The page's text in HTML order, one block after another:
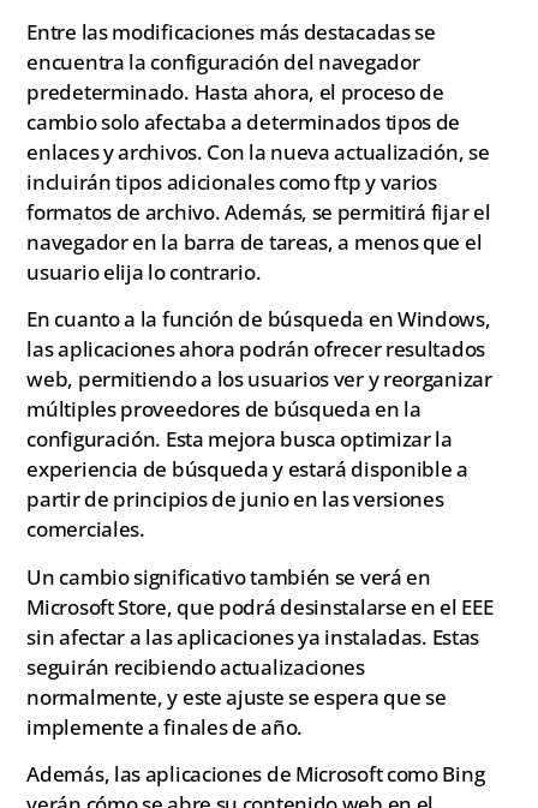
Entre las modificaciones más destacadas se
encuentra la configuración del navegador
predeterminado. Hasta ahora, el proceso de
cambio solo afectaba a determinados tipos de
enlaces y archivos. Con la nueva actualización, se
incluirán tipos adicionales como ftp y varios
formatos de archivo. Además, se permitirá fijar el
navegador en la barra de tareas, a menos que el
usuario elija lo contrario.
En cuanto a la función de búsqueda en Windows,
las aplicaciones ahora podrán ofrecer resultados
web, permitiendo a los usuarios ver y reorganizar
múltiples proveedores de búsqueda en la
configuración. Esta mejora busca optimizar la
experiencia de búsqueda y estará disponible a
partir de principios de junio en las versiones
comerciales.
Un cambio significativo también se verá en
Microsoft Store, que podrá desinstalarse en el EEE
sin afectar a las aplicaciones ya instaladas. Estas
seguirán recibiendo actualizaciones
normalmente, y este ajuste se espera que se
implemente a finales de año.
Además, las aplicaciones de Microsoft como Bing